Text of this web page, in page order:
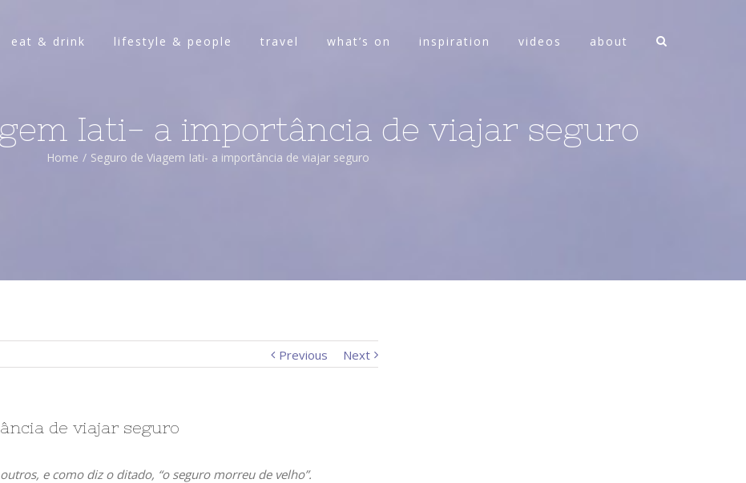
eat & drink lifestyle & people travel what’s on inspiration videos about
Iati- a importância de viajar seguro
Home / Seguro de Viagem Iati- a importância de viajar seguro
Previous Next
de viajar seguro
e como diz o ditado, “o seguro morreu de velho”.